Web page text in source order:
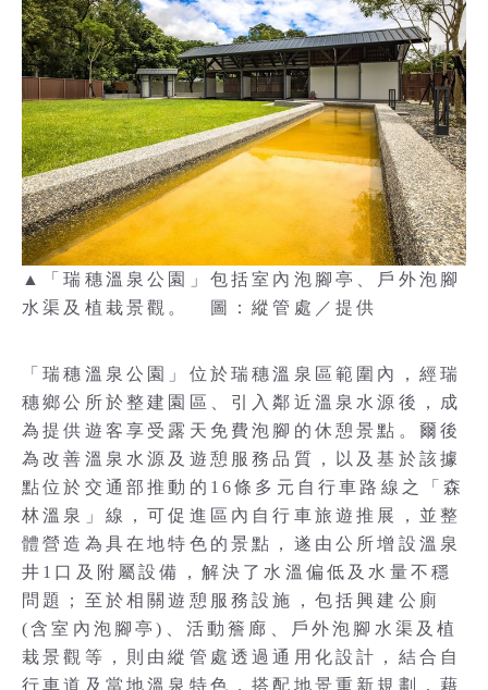
▲「瑞穗溫泉公園」包括室內泡腳亭、戶外泡腳
水渠及植栽景觀。 圖：縱管處／提供
「瑞穗溫泉公園」位於瑞穗溫泉區範圍內，經瑞
穗鄉公所於整建園區、引入鄰近溫泉水源後，成
為提供遊客享受露天免費泡腳的休憩景點。爾後
為改善溫泉水源及遊憩服務品質，以及基於該據
點位於交通部推動的16條多元自行車路線之「森
林溫泉」線，可促進區內自行車旅遊推展，並整
體營造為具在地特色的景點，遂由公所增設溫泉
井1口及附屬設備，解決了水溫偏低及水量不穩
問題；至於相關遊憩服務設施，包括興建公廁
(含室內泡腳亭)、活動簷廊、戶外泡腳水渠及植
栽景觀等，則由縱管處透過通用化設計，結合自
行車道及當地溫泉特色，搭配地景重新規劃，藉